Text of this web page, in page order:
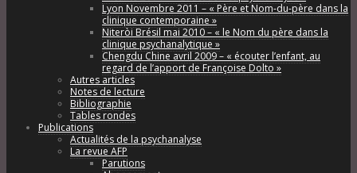
Lyon Novembre 2011 – « Père et Nom-du-père dans la
clinique contemporaine »
Niteròi Brésil mai 2010 – « le Nom du père dans la
clinique psychanalytique »
Chengdu Chine avril 2009 – « écouter l’enfant, au
regard de l’apport de Françoise Dolto »
Autres articles
Notes de lecture
Bibliographie
Tables rondes
Publications
Actualités de la psychanalyse
La revue AFP
Parutions